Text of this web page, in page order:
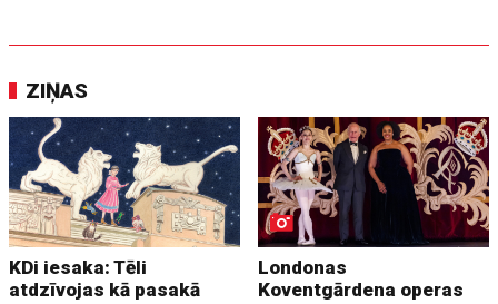
ZIŅAS
KDi iesaka: Tēli
atdzīvojas kā pasakā
Londonas
Koventgārdena operas